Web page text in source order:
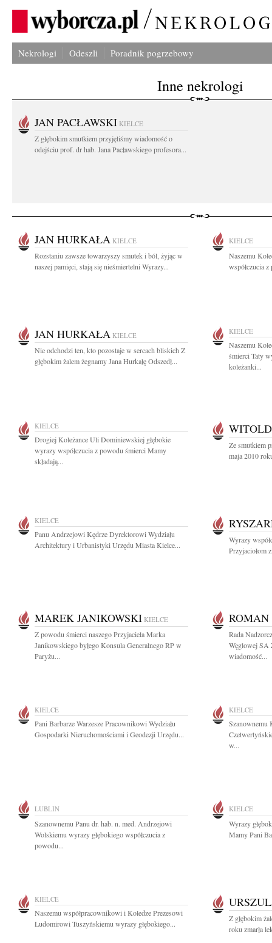
Nekrologi Odeszli Poradnik pogrzebowy
Inne nekrologi
JAN PACŁAWSKI KIELCE
Z głębokim smutkiem przyjęliśmy wiadomość o
odejściu prof. dr hab. Jana Pacławskiego profesora...
JAN HURKAŁA KIELCE
Rozstaniu zawsze towarzyszy smutek i ból, żyjąc w
naszej pamięci, stają się nieśmiertelni Wyrazy...
KIELCE
Naszemu
współczucia
JAN HURKAŁA KIELCE
Nie odchodzi ten, kto pozostaje w sercach bliskich Z
głębokim żalem żegnamy Jana Hurkałę Odszedł...
KIELCE
Naszemu
śmierci Taty
koleżanki...
KIELCE
Drogiej Koleżance Uli Dominiewskiej głębokie
wyrazy współczucia z powodu śmierci Mamy
składają...
Ze smutkiem
maja 2010
KIELCE
Panu Andrzejowi Kędrze Dyrektorowi Wydziału
Architektury i Urbanistyki Urzędu Miasta Kielce...
Wyrazy
Przyjaciołom
MAREK JANIKOWSKI KIELCE
Z powodu śmierci naszego Przyjaciela Marka
Janikowskiego byłego Konsula Generalnego RP w
Paryżu...
ROMAN
Rada
Węglowej SA
wiadomość...
KIELCE
Pani Barbarze Warzesze Pracownikowi Wydziału
Gospodarki Nieruchomościami i Geodezji Urzędu...
KIELCE
Szanownemu
w...
LUBLIN
Szanownemu Panu dr. hab. n. med. Andrzejowi
Wolskiemu wyrazy głębokiego współczucia z
powodu...
KIELCE
Wyrazy
Mamy Pani
KIELCE
Naszemu współpracownikowi i Koledze Prezesowi
Ludomirowi Tuszyńskiemu wyrazy głębokiego...
Z głębokim
roku zmarła